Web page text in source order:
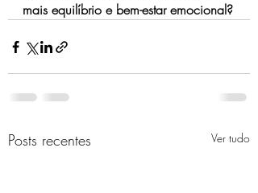
mais equilíbrio e bem-estar emocional?
Posts recentes Ver tudo